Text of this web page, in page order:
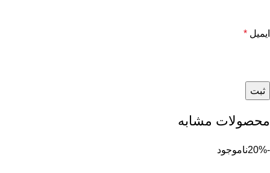
ایمیل *
محصولات مشابه
-20% ناموجود